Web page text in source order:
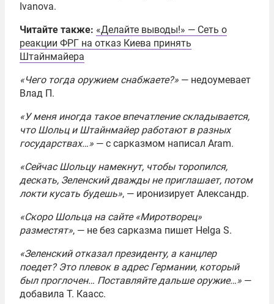
Ivanova.
Читайте также: «Делайте выводы!» — Сеть о
реакции ФРГ на отказ Киева принять
Штайнмайера
«Чего тогда оружием снабжаете?» — недоумевает
Влад П.
«У меня иногда такое впечатление складывается,
что Шольц и Штайнмайер работают в разных
государствах…» — с сарказмом написал Aram.
«Сейчас Шольцу намекнут, чтобы торопился,
дескать, Зеленский дважды не приглашает, потом
локти кусать будешь», — иронизирует Александр.
«Скоро Шольца на сайте «Миротворец»
разместят», — не без сарказма пишет Helga S.
«Зеленский отказал президенту, а канцлер
поедет? Это плевок в адрес Германии, который
был проглочен… Поставляйте дальше оружие…» —
добавила Т. Каасс.